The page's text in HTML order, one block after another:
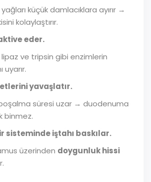
küçük damlacıklara ayırır →
kolaylaştırır.
eder.
lipaz ve tripsin gibi enzimlerin
uyarır.
yavaşlatır.
süresi uzar → duodenuma
binmez.
sisteminde iştahı baskılar.
üzerinden doygunluk hissi